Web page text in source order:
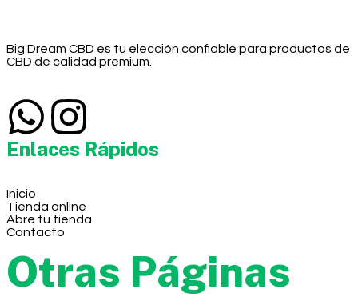
Big Dream CBD es tu elección confiable para productos de
CBD de calidad premium.
Enlaces Rápidos
Inicio
Tienda online
Abre tu tienda
Contacto
Otras Páginas